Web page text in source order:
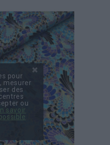
pour
mesurer
des
ou
savoir